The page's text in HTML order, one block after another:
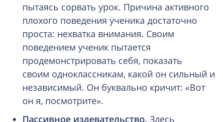
пытаясь сорвать урок. Причина активного
плохого поведения ученика достаточно
проста: нехватка внимания. Своим
поведением ученик пытается
продемонстрировать себя, показать
своим одноклассникам, какой он сильный и
независимый. Он буквально кричит: «Вот
он я, посмотрите».
Пассивное издевательство. Здесь